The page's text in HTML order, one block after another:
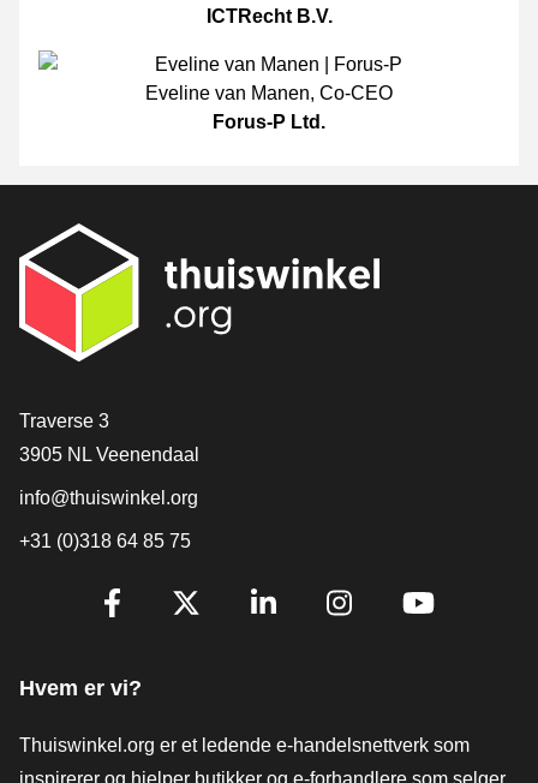
ICTRecht B.V.
Eveline van Manen, Co-CEO
Forus-P Ltd.
[_General:Contact]
Traverse 3
3905 NL Veenendaal
info@thuiswinkel.org
+31 (0)318 64 85 75
[_General:SocialMediaTitle]
Hvem er vi?
Thuiswinkel.org er et ledende e-handelsnettverk som